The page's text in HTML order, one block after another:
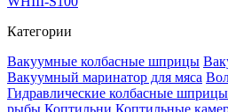
Категории
Вакуумные колбасные шприцы
Вакуумный маринатор для мяса
Гидравлические колбасные шприцы
рыбы Коптильни Коптильные